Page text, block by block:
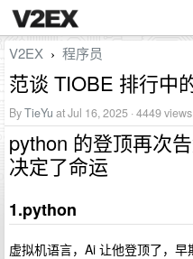
V2EX › 程序员
范谈 TIOBE 排行中
ByTieYu at Jul 16, 2025 · 4449 views
python 的登顶再次
决定了命运
1.python
虚拟机语言，Ai 让他登顶了，